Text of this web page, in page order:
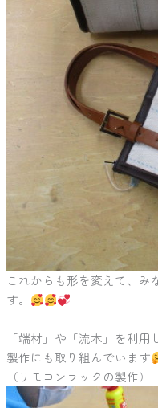
これからも形を変えて、み
す。
「端材」や「流木」を利
製作にも取り組んでいます
（リモコンラックの製作）